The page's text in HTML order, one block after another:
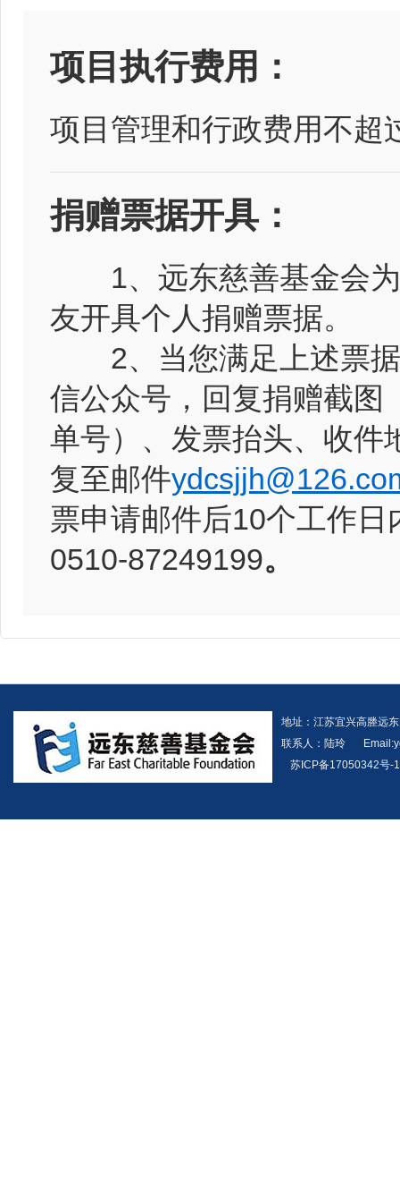
项目执行费用：
项目管理和行政费用不超
捐赠票据开具：
1、远东慈善基金会为
友开具个人捐赠票据。
2、当您满足上述票据
信公众号，回复捐赠截图
单号）、发票抬头、收件
复至邮件
票申请邮件后10个工作
0510-87249199。
地址：江苏宜兴高塍远
联系人：陆玲
苏ICP备17050342号-